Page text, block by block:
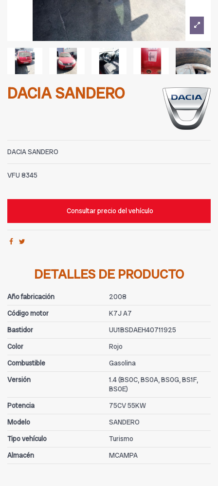
DACIA SANDERO
DACIA SANDERO
VFU 8345
Consultar precio del vehículo
DETALLES DE PRODUCTO
Año fabricación
2008
Código motor
K7J A7
Bastidor
UU1BSDAEH40711925
Color
Rojo
Combustible
Gasolina
Versión
1.4 (BS0C, BS0A, BS0G, BS1F,
BS0E)
Potencia
75CV 55KW
Modelo
SANDERO
Tipo vehículo
Turismo
Almacén
MCAMPA